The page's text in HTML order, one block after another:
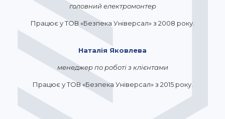
головний електромонтер
Працює у ТОВ «Безпека Універсал» з 2008 року.
Наталія Яковлева
менеджер по роботі з клієнтами
Працює у ТОВ «Безпека Універсал» з 2015 року.